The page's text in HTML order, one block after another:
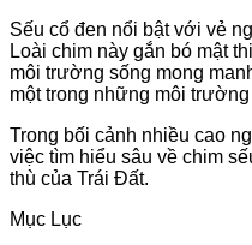
Sếu cổ đen nổi bật với vẻ
Loài chim này gắn bó mật
môi trường sống mong
một trong những môi
Trong bối cảnh nhiều cao
việc tìm hiểu sâu về chim
thù của Trái Đất.
Mục Lục